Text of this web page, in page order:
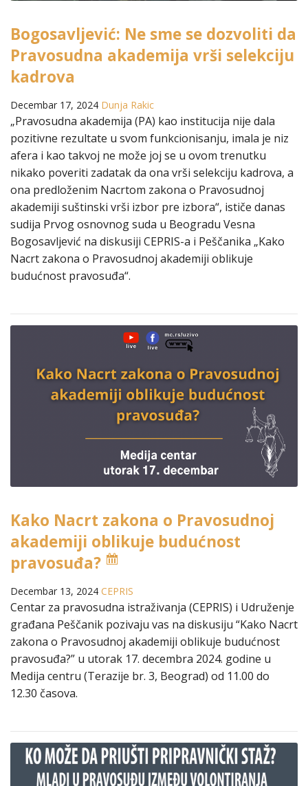
Bogosavljević: Ne sme se dozvoliti da
Pravosudna akademija vrši selekciju
kadrova
Decembar 17, 2024 Dunja Rakic
„Pravosudna akademija (PA) kao institucija nije dala
pozitivne rezultate u svom funkcionisanju, imala je niz
afera i kao takvoj ne može joj se u ovom trenutku
nikako poveriti zadatak da ona vrši selekciju kadrova, a
ona predloženim Nacrtom zakona o Pravosudnoj
akademiji suštinski vrši izbor pre izbora“, ističe danas
sudija Prvog osnovnog suda u Beogradu Vesna
Bogosavljević na diskusiji CEPRIS-a i Peščanika „Kako
Nacrt zakona o Pravosudnoj akademiji oblikuje
budućnost pravosuđa“.
Kako Nacrt zakona o Pravosudnoj
akademiji oblikuje budućnost
pravosuđa?
Decembar 13, 2024 CEPRIS
Centar za pravosudna istraživanja (CEPRIS) i Udruženje
građana Peščanik pozivaju vas na diskusiju “Kako Nacrt
zakona o Pravosudnoj akademiji oblikuje budućnost
pravosuđa?” u utorak 17. decembra 2024. godine u
Medija centru (Terazije br. 3, Beograd) od 11.00 do
12.30 časova.